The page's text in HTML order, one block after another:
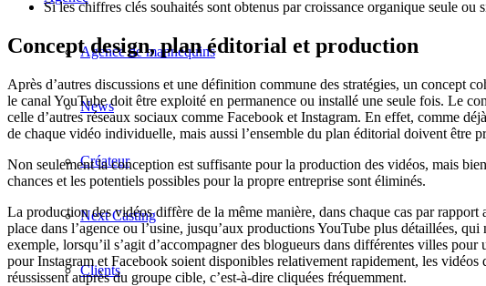
Agence de mannequins
News
Créateur
Next Casting
Clients
Si les chiffres clés souhaités sont obtenus par croissance organique seule
Concept design, plan éditorial et production
Après d’autres discussions et une définition commune des stratégies, un concept
le canal YouTube doit être exploité en permanence ou installé une seule fois. Le
celle d’autres réseaux sociaux comme Facebook et Instagram. En effet, comme
de chaque vidéo individuelle, mais aussi l’ensemble du plan éditorial doivent être
Non seulement la conception est suffisante pour la production des vidéos, mais
chances et les potentiels possibles pour la propre entreprise sont éliminés.
La production des vidéos diffère de la même manière, dans chaque cas par
place dans l’agence ou l’usine, jusqu’aux productions YouTube plus détaillées,
exemple, lorsqu’il s’agit d’accompagner des blogueurs dans différentes villes
pour Instagram et Facebook soient disponibles relativement rapidement, les
réussissent auprès du groupe cible, c’est-à-dire cliquées fréquemment.